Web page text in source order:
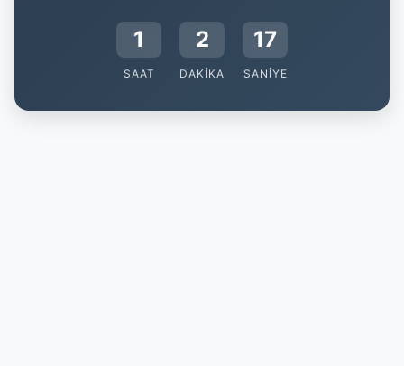
1
SAAT
2
DAKIKA
16
SANIYE